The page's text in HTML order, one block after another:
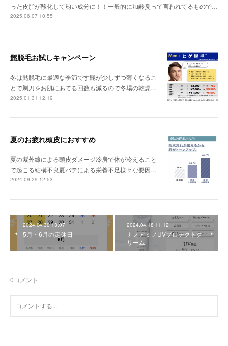
った皮脂が酸化して匂い成分に！！一般的に加齢臭って言われてるもので…
2025.06.07 10:55
髭脱毛お試しキャンペーン
冬は髭脱毛に最適な季節です髭が少しずつ薄くなるこ
とで剃刀をお肌にあてる回数も減るので冬場の乾燥…
2025.01.31 12:19
夏のお疲れ頭皮におすすめ
夏の紫外線による頭皮ダメージ冷房で体が冷えること
で起こる結構不良夏バテによる栄養不足様々な要因…
2024.09.29 12:53
2024.04.30 13:07
5月・6月の定休日
2024.04.18 11:12
ナノアミノUVプロテクトク
リーム
0コメント